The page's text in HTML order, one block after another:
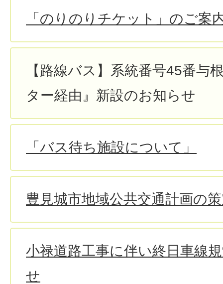
「のりのりチケット」のご案
【路線バス】系統番号45番与
ター経由』新設のお知らせ
「バス待ち施設について」
豊見城市地域公共交通計画の
小禄道路工事に伴い終日車線
せ